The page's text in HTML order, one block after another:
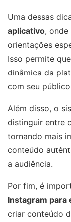
Uma dessas
aplicativo, onde
orientações
Isso permite
dinâmica da
com seu público.
Além disso, o
distinguir entre
tornando mais
conteúdo
a audiência.
Por fim, é
Instagram para
criar conteúdo